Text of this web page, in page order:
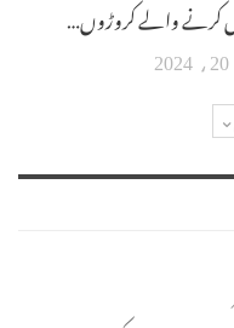
کرنے والے کروڑوں…